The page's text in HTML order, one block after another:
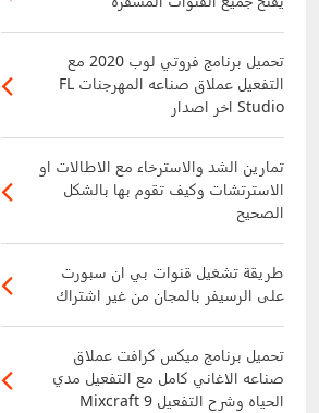
تحميل برنامج فروتي لوب 2020 مع
التفعيل عملاق صناعه المهرجنات FL
Studio اخر اصدار
تمارين الشد والاسترخاء مع الاطالات او
الاسترتشات وكيف تقوم بها بالشكل
الصحيح
طريقة تشغيل قنوات بي ان سبورت
على الرسيفر بالمجان من غير اشتراك
تحميل برنامج ميكس كرافت عملاق
صناعه الاغاني كامل مع التفعيل مدي
الحياه وشرح التفعيل Mixcraft 9